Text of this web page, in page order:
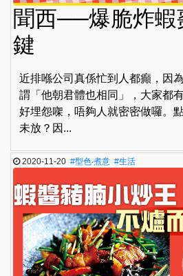
聞西──爆脆炸蝦
鍵
近排喺公司真係忙到人都癲，因
謂「他朝君體也相同」，大家都
好埋怨㗎，唔夠人就密密做囉。
未放？因...
2020-11-20#型色‧煮意 #生活